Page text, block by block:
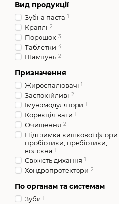
Вид продукції
Зубна паста 1
Краплі 2
Порошок 3
Таблетки 4
Шампунь 2
Призначення
Жироспалювачі 1
Заспокійливі 2
Імуномодулятори 1
Корекція ваги 1
Очищення 2
Підтримка кишкової флори:
пробіотики, пребіотики,
волокна 1
Свіжість дихання 1
Хондропротектори 2
По органам та системам
Зуби 1